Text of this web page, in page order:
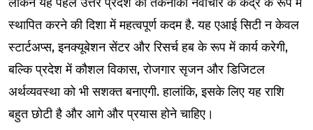
स्थापित करने की दिशा में महत्वपूर्ण कदम है. यह एआई सिटी न केवल
स्टार्टअप्स, इनक्यूबेशन सेंटर और रिसर्च हब के रूप में कार्य करेगी,
बल्कि प्रदेश में कौशल विकास, रोजगार सृजन और डिजिटल
अर्थव्यवस्था को भी सशक्त बनाएगी. हालांकि, इसके लिए यह राशि
बहुत छोटी है और आगे और प्रयास होने चाहिए।